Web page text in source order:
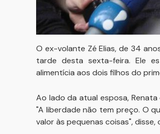
O ex-volante Zé Elias, de 34
tarde desta sexta-feira. Ele
alimentícia aos dois filhos do
Ao lado da atual esposa,
"A liberdade não tem preço. O
valor às pequenas coisas",